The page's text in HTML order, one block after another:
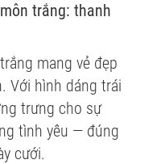
trắng: thanh
mang vẻ đẹp
Với hình dáng trái
trưng cho sự
tình yêu — đúng
cưới.